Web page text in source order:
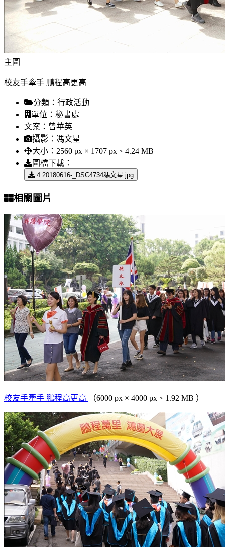
主圖
校友手牽手 鵬程高更高
分類： 行政活動
單位： 秘書處
文案： 曾華英
攝影： 馮文星
大小： 2560 px × 1707 px、4.24 MB
圖檔下載：
4.20180616-_DSC4734馮文星.jpg
相關圖片
校友手牽手 鵬程高更高 （6000 px × 4000 px、1.92 MB ）